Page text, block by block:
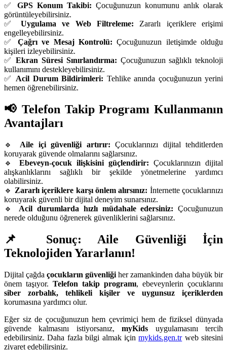
✅ GPS Konum Takibi: Çocuğunuzun konumunu anlık olarak
görüntüleyebilirsiniz.
✅ Uygulama ve Web Filtreleme: Zararlı içeriklere erişimi
engelleyebilirsiniz.
✅ Çağrı ve Mesaj Kontrolü: Çocuğunuzun iletişimde olduğu
kişileri izleyebilirsiniz.
✅Ekran Süresi Sınırlandırma: Çocuğunuzun sağlıklı teknoloji
kullanımını destekleyebilirsiniz.
✅ Acil Durum Bildirimleri: Tehlike anında çocuğunuzun yerini
hemen öğrenebilirsiniz.
📢 Telefon Takip Programı Kullanmanın
Avantajları
🔹 Aile içi güvenliği artırır: Çocuklarınızı dijital tehditlerden
koruyarak güvende olmalarını sağlarsınız.
🔹 Ebeveyn-çocuk ilişkisini güçlendirir: Çocuklarınızın dijital
alışkanlıklarını sağlıklı bir şekilde yönetmelerine yardımcı
olabilirsiniz.
🔹 Zararlı içeriklere karşı önlem alırsınız: İnternette çocuklarınızı
koruyarak güvenli bir dijital deneyim sunarsınız.
🔹 Acil durumlarda hızlı müdahale edersiniz: Çocuğunuzun
nerede olduğunu öğrenerek güvenliklerini sağlarsınız.
📌 Sonuç: Aile Güvenliği İçin
Teknolojiden Yararlanın!
Dijital çağda çocukların güvenliği her zamankinden daha büyük bir
önem taşıyor. Telefon takip programı, ebeveynlerin çocuklarını
siber zorbalık, tehlikeli kişiler ve uygunsuz içeriklerden
korumasına yardımcı olur.
Eğer siz de çocuğunuzun hem çevrimiçi hem de fiziksel dünyada
güvende kalmasını istiyorsanız,myKids uygulamasını tercih
edebilirsiniz. Daha fazla bilgi almak içinmykids.gen.trweb sitesini
ziyaret edebilirsiniz.